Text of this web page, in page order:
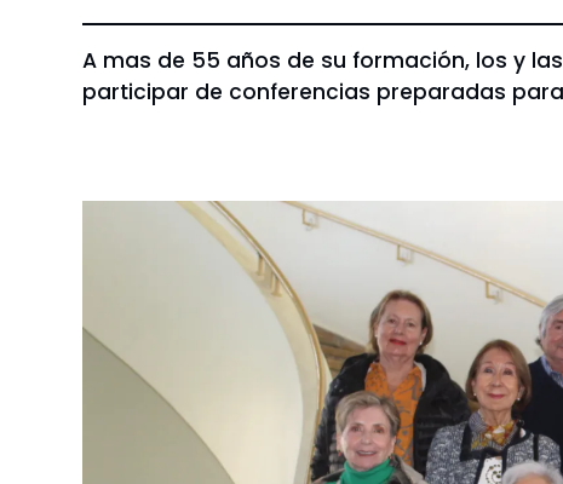
A mas de 55 años de su formación, los y
participar de conferencias preparadas